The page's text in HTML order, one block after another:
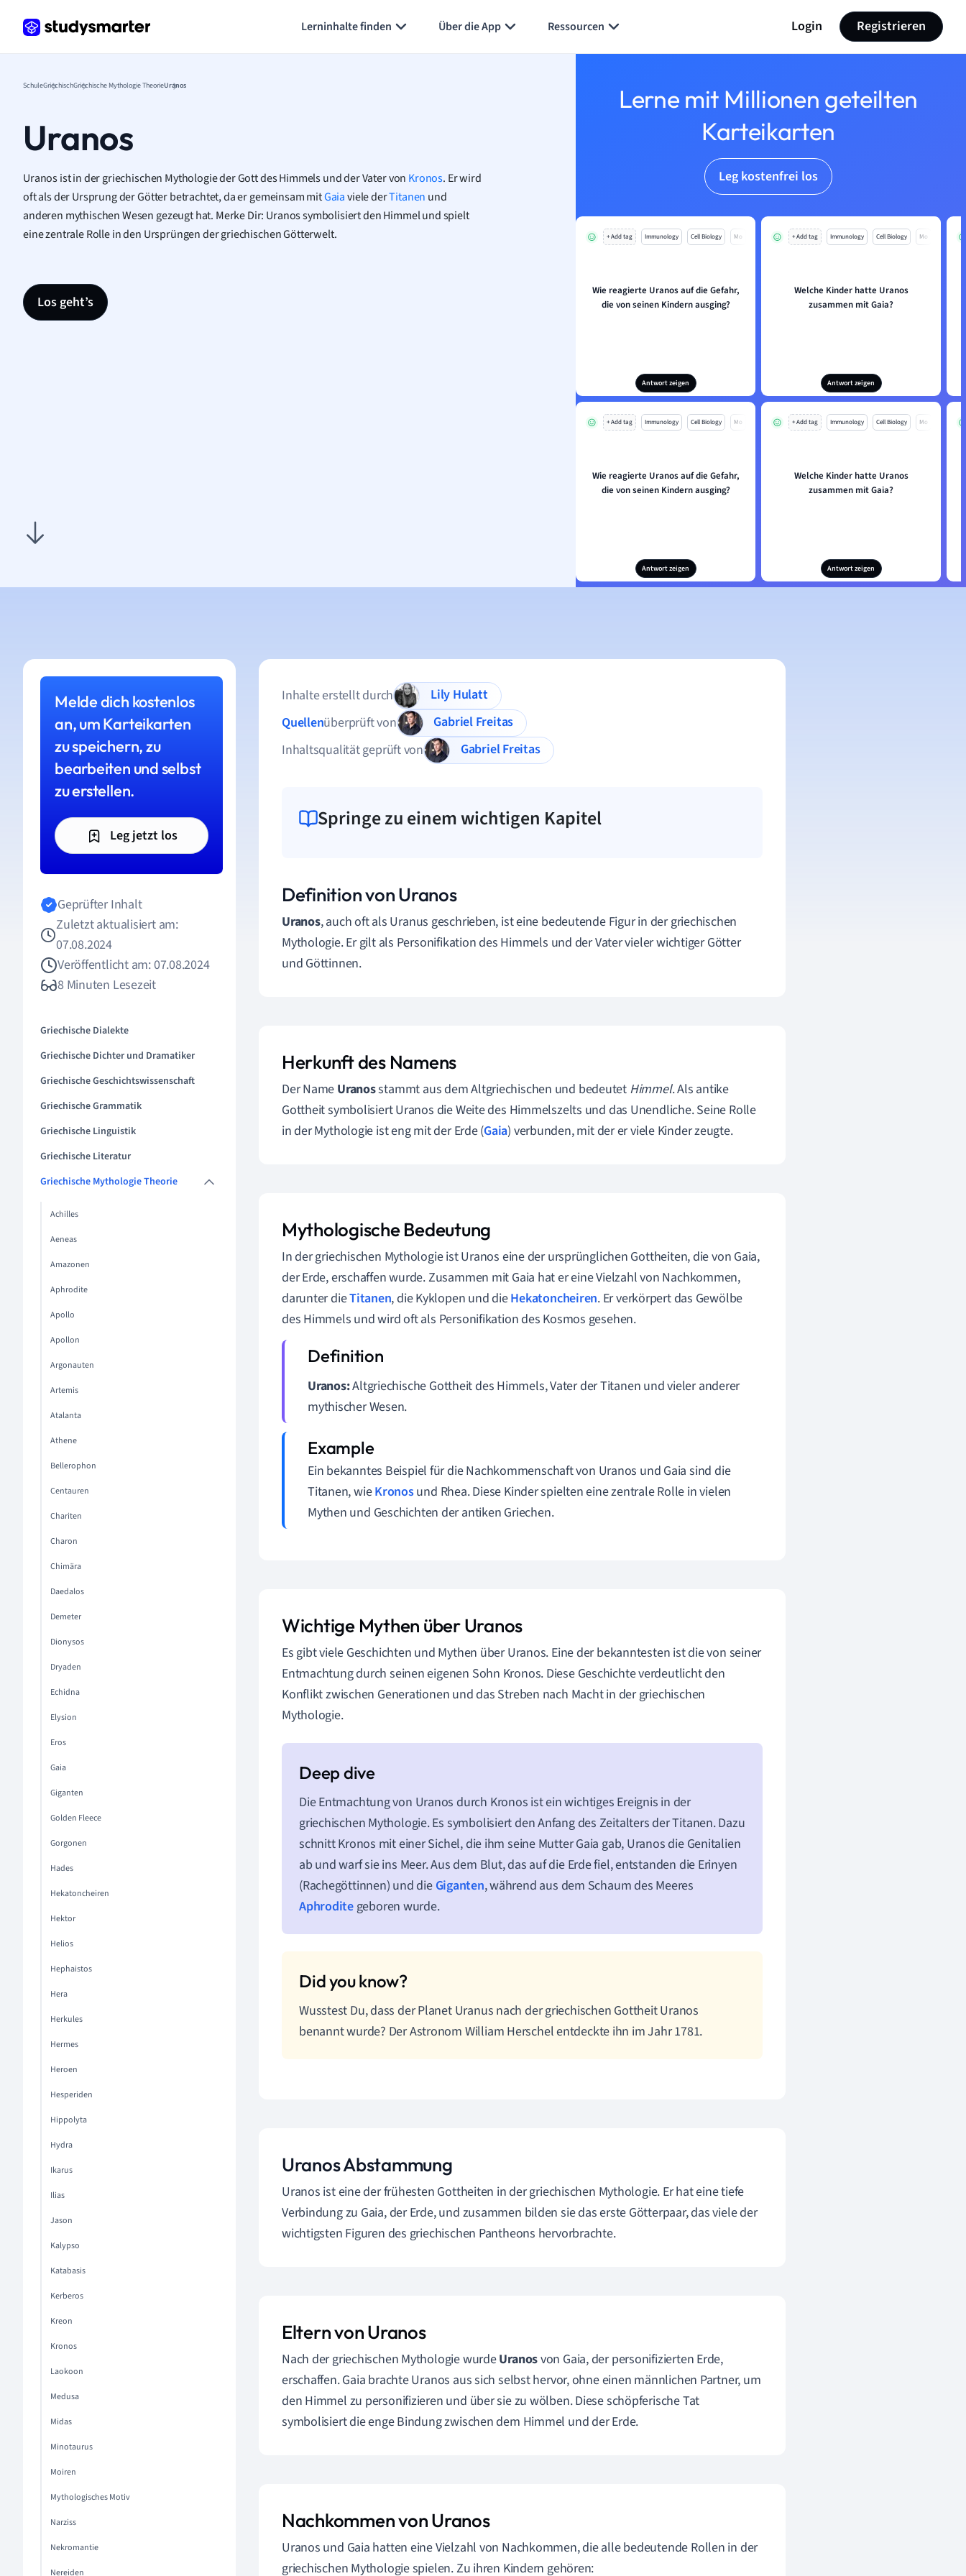
Lerninhalte finden Über die App Ressourcen Login Registrieren
SchuleGriechischGriechische Mythologie TheorieUranos
Uranos
Uranos ist in der griechischen Mythologie der Gott des Himmels und der Vater von Kronos. Er wird
oft als der Ursprung der Götter betrachtet, da er gemeinsam mitGaiaviele derTitanen und
anderen mythischen Wesen gezeugt hat. Merke Dir: Uranos symbolisiert den Himmel und spielt
eine zentrale Rolle in den Ursprüngen der griechischen Götterwelt.
Los geht’s
Lerne mit Millionen geteilten
Karteikarten
Leg kostenfrei los
+ Add tag Immunology Cell Biology Mo
Wie reagierte Uranos auf die Gefahr,
die von seinen Kindern ausging?
Antwort zeigen
+ Add tag Immunology Cell Biology Mo
Welche Kinder hatte Uranos
zusammen mit Gaia?
Antwort zeigen
+ Add tag Immunology Cell Biology Mo
Wie reagierte Uranos auf die Gefahr,
die von seinen Kindern ausging?
Antwort zeigen
+ Add tag Immunology Cell Biology Mo
Welche Kinder hatte Uranos
zusammen mit Gaia?
Antwort zeigen
Melde dich kostenlos
an, um Karteikarten
zu speichern, zu
bearbeiten und selbst
zu erstellen.
Leg jetzt los
Geprüfter Inhalt
Zuletzt aktualisiert am:
07.08.2024
Veröffentlicht am: 07.08.2024
8 Minuten Lesezeit
Griechische Dialekte
Griechische Dichter und Dramatiker
Griechische Geschichtswissenschaft
Griechische Grammatik
Griechische Linguistik
Griechische Literatur
Griechische Mythologie Theorie
Achilles
Aeneas
Amazonen
Aphrodite
Apollo
Apollon
Argonauten
Artemis
Atalanta
Athene
Bellerophon
Centauren
Chariten
Charon
Chimära
Daedalos
Demeter
Dionysos
Dryaden
Echidna
Elysion
Eros
Gaia
Giganten
Golden Fleece
Gorgonen
Hades
Hekatoncheiren
Hektor
Helios
Hephaistos
Hera
Herkules
Hermes
Heroen
Hesperiden
Hippolyta
Hydra
Ikarus
Ilias
Jason
Kalypso
Katabasis
Kerberos
Kreon
Kronos
Laokoon
Medusa
Midas
Minotaurus
Moiren
Mythologisches Motiv
Narziss
Nekromantie
Nereiden
Inhalte erstellt durch
Lily Hulatt
Quellenüberprüft von
Gabriel Freitas
Inhaltsqualität geprüft von
Gabriel Freitas
Springe zu einem wichtigen Kapitel
Definition von Uranos
Uranos, auch oft als Uranus geschrieben, ist eine bedeutende Figur in der griechischen
Mythologie. Er gilt als Personifikation des Himmels und der Vater vieler wichtiger Götter
und Göttinnen.
Herkunft des Namens
Der Name Uranosstammt aus dem Altgriechischen und bedeutet Himmel. Als antike
Gottheit symbolisiert Uranos die Weite des Himmelszelts und das Unendliche. Seine Rolle
in der Mythologie ist eng mit der Erde (Gaia) verbunden, mit der er viele Kinder zeugte.
Mythologische Bedeutung
In der griechischen Mythologie ist Uranos eine der ursprünglichen Gottheiten, die von Gaia,
der Erde, erschaffen wurde. Zusammen mit Gaia hat er eine Vielzahl von Nachkommen,
darunter dieTitanen, die Kyklopen und dieHekatoncheiren. Er verkörpert das Gewölbe
des Himmels und wird oft als Personifikation des Kosmos gesehen.
Uranos:Altgriechische Gottheit des Himmels, Vater der Titanen und vieler anderer
mythischer Wesen.
Ein bekanntes Beispiel für die Nachkommenschaft von Uranos und Gaia sind die
Titanen, wieKronosund Rhea. Diese Kinder spielten eine zentrale Rolle in vielen
Mythen und Geschichten der antiken Griechen.
Wichtige Mythen über Uranos
Es gibt viele Geschichten und Mythen über Uranos. Eine der bekanntesten ist die von seiner
Entmachtung durch seinen eigenen Sohn Kronos. Diese Geschichte verdeutlicht den
Konflikt zwischen Generationen und das Streben nach Macht in der griechischen
Mythologie.
Die Entmachtung von Uranos durch Kronos ist ein wichtiges Ereignis in der
griechischen Mythologie. Es symbolisiert den Anfang des Zeitalters der Titanen. Dazu
schnitt Kronos mit einer Sichel, die ihm seine Mutter Gaia gab, Uranos die Genitalien
ab und warf sie ins Meer. Aus dem Blut, das auf die Erde fiel, entstanden die Erinyen
(Rachegöttinnen) und die Giganten, während aus dem Schaum des Meeres
Aphroditegeboren wurde.
Wusstest Du, dass der Planet Uranus nach der griechischen Gottheit Uranos
benannt wurde? Der Astronom William Herschel entdeckte ihn im Jahr 1781.
Uranos Abstammung
Uranos ist eine der frühesten Gottheiten in der griechischen Mythologie. Er hat eine tiefe
Verbindung zu Gaia, der Erde, und zusammen bilden sie das erste Götterpaar, das viele der
wichtigsten Figuren des griechischen Pantheons hervorbrachte.
Eltern von Uranos
Nach der griechischen Mythologie wurdeUranosvon Gaia, der personifizierten Erde,
erschaffen. Gaia brachte Uranos aus sich selbst hervor, ohne einen männlichen Partner, um
den Himmel zu personifizieren und über sie zu wölben. Diese schöpferische Tat
symbolisiert die enge Bindung zwischen dem Himmel und der Erde.
Nachkommen von Uranos
Uranos und Gaia hatten eine Vielzahl von Nachkommen, die alle bedeutende Rollen in der
griechischen Mythologie spielen. Zu ihren Kindern gehören: